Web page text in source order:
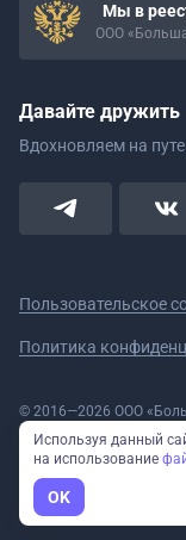
Мы в
ООО
Давайте дружить
Вдохновляем на
Пользовательское
Политика
© 2016—2026 ООО
5908078160/
Номер в реестре
11.10.2018)
Полное или частичное
только с указанием
Используя данный
на использование
OK